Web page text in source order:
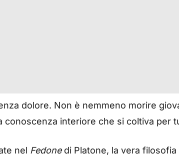
dolore. Non è nemmeno morire
conoscenza interiore che si coltiva per
nel Fedonedi Platone, la vera